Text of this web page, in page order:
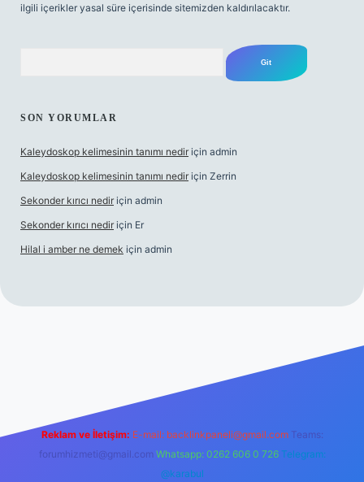
ilgili içerikler yasal süre içerisinde sitemizden kaldırılacaktır.
SON YORUMLAR
Kaleydoskop kelimesinin tanımı nedir için admin
Kaleydoskop kelimesinin tanımı nedir için Zerrin
Sekonder kırıcı nedir için admin
Sekonder kırıcı nedir için Er
Hilal i amber ne demek için admin
Reklam ve İletişim: E-mail: backlinkpaneli@gmail.com Teams:
forumhizmeti@gmail.com Whatsapp: 0262 606 0 726 Telegram:
@karabul